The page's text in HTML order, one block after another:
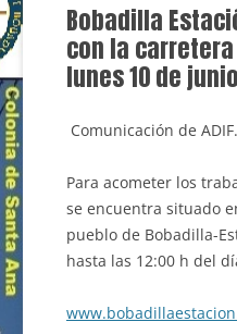
Bobadilla
con la carretera
lunes 10 de
Comunicación de ADIF.
Para acometer los
se encuentra situado
pueblo de Bobadilla-
hasta las 12:00 h del